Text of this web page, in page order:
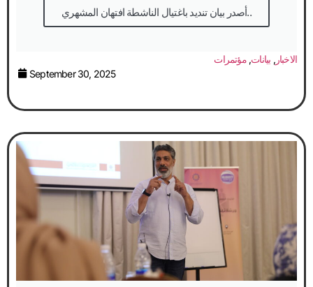
أصدر بيان تنديد باغتيال الناشطة افتهان المشهري..
الاخبار, بيانات,مؤتمرات
September 30, 2025